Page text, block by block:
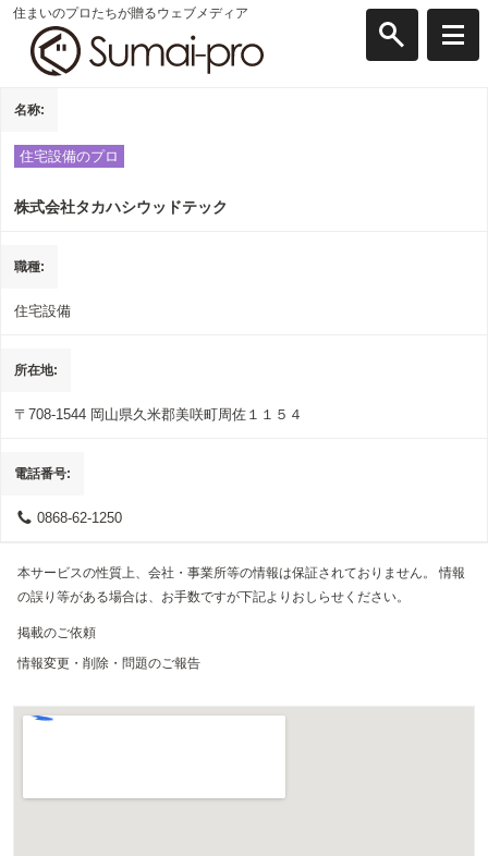
住まいのプロたちが贈るウェブメディア
名称
住宅設備のプロ
株式会社タカハシウッドテック
職種
住宅設備
所在地
〒708-1544 岡山県久米郡美咲町周佐１１５４
電話番号
0868-62-1250
本サービスの性質上、会社・事業所等の情報は保証されておりません。 情報
の誤り等がある場合は、お手数ですが下記よりおしらせください。
掲載のご依頼
情報変更・削除・問題のご報告